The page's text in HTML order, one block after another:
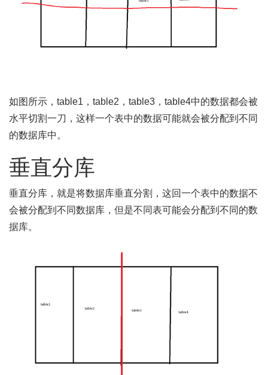
如图所示，table1，table2，table3，table4中的数据都会被
水平切割一刀，这样一个表中的数据可能就会被分配到不同
的数据库中。
垂直分库
垂直分库，就是将数据库垂直分割，这回一个表中的数据不
会被分配到不同数据库，但是不同表可能会分配到不同的数
据库。